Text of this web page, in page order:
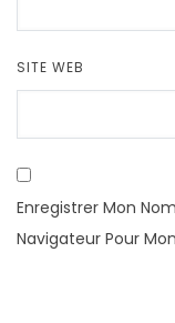
SITE WEB
Enregistrer Mon
Navigateur Pour